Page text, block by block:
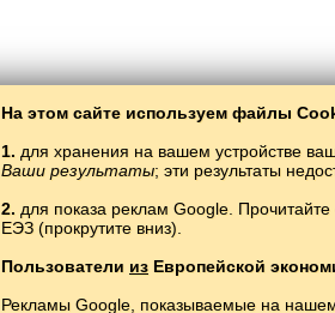
На этом сайте используем файлы
1. для хранения на вашем устройстве
Ваши результаты; эти результаты
2. для показа реклам Google.
ЕЭЗ (прокрутите вниз).
Пользователи из Европейской
Рекламы Google, показываемые на